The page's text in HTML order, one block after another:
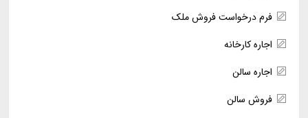
فرم درخواست فروش ملک
اجاره کارخانه
اجاره سالن
فروش سالن